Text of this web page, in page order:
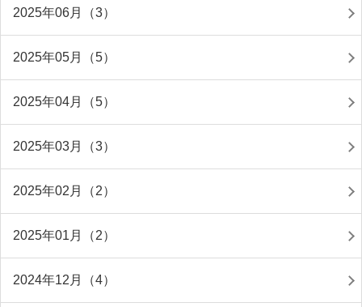
2025年06月（3）
2025年05月（5）
2025年04月（5）
2025年03月（3）
2025年02月（2）
2025年01月（2）
2024年12月（4）